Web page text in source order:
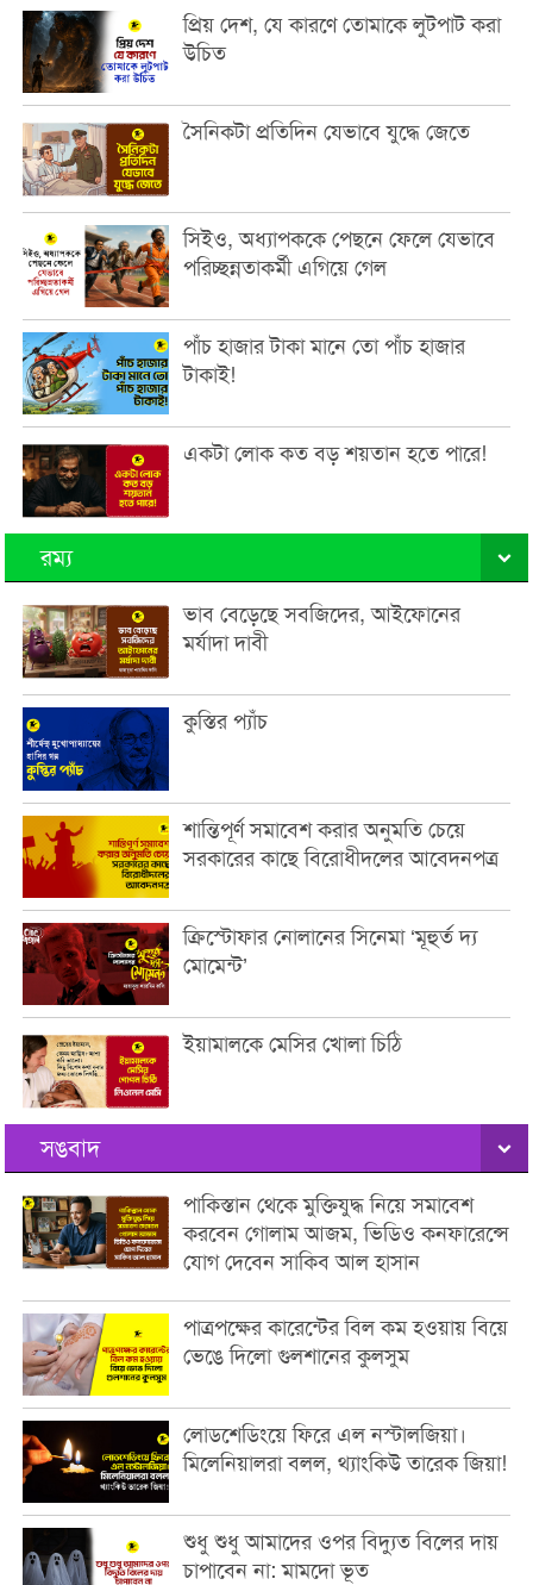
প্রিয় দেশ, যে কারণে তোমাকে লুটপাট করা
উচিত
সৈনিকটা প্রতিদিন যেভাবে যুদ্ধে জেতে
সিইও, অধ্যাপককে পেছনে ফেলে যেভাবে
পরিচ্ছন্নতাকর্মী এগিয়ে গেল
পাঁচ হাজার টাকা মানে তো পাঁচ হাজার
টাকাই!
একটা লোক কত বড় শয়তান হতে পারে!
রম্য
ভাব বেড়েছে সবজিদের, আইফোনের
মর্যাদা দাবী
কুস্তির প্যাঁচ
শান্তিপূর্ণ সমাবেশ করার অনুমতি চেয়ে
সরকারের কাছে বিরোধীদলের আবেদনপত্র
ক্রিস্টোফার নোলানের সিনেমা ‘মূহুর্ত দ্য
মোমেন্ট’
ইয়ামালকে মেসির খোলা চিঠি
সঙবাদ
পাকিস্তান থেকে মুক্তিযুদ্ধ নিয়ে সমাবেশ
করবেন গোলাম আজম, ভিডিও কনফারেন্সে
যোগ দেবেন সাকিব আল হাসান
পাত্রপক্ষের কারেন্টের বিল কম হওয়ায় বিয়ে
ভেঙে দিলো গুলশানের কুলসুম
লোডশেডিংয়ে ফিরে এল নস্টালজিয়া।
মিলেনিয়ালরা বলল, থ্যাংকিউ তারেক জিয়া!
শুধু শুধু আমাদের ওপর বিদ্যুত বিলের দায়
চাপাবেন না: মামদো ভূত